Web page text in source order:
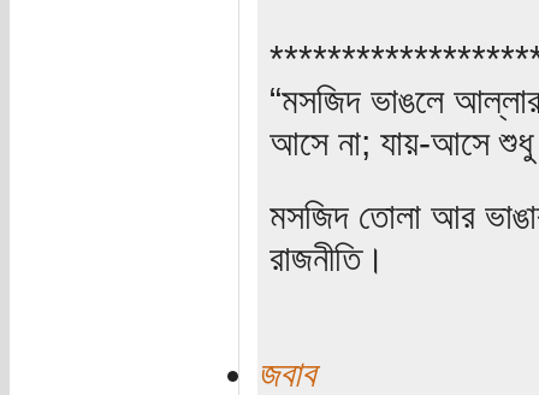
“মসজিদ ভাঙলে
আসে না; যায়-আসে শুধু
মসজিদ তোলা আর
রাজনীতি।
জবাব